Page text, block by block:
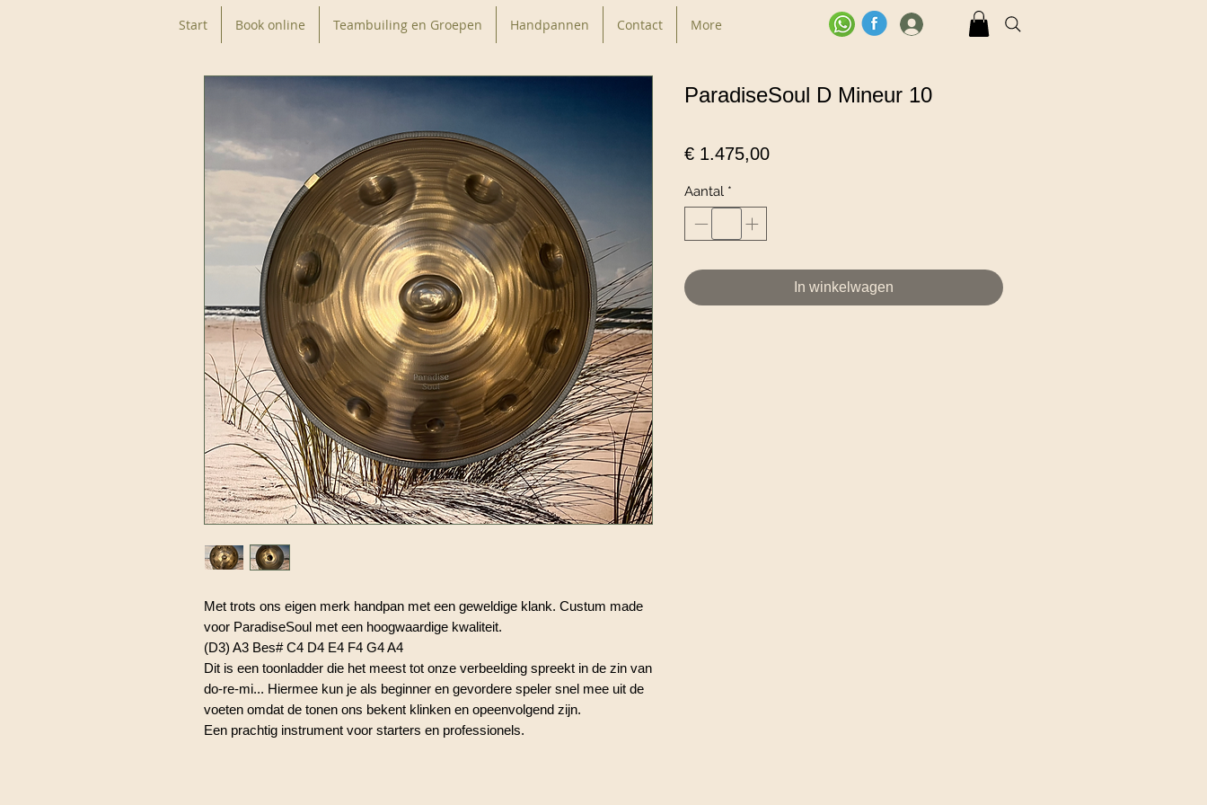
Start Book online Teambuiling en Groepen Handpannen Contact More Log In
Met trots ons eigen merk handpan met een geweldige klank. Custum made
voor ParadiseSoul met een hoogwaardige kwaliteit.
(D3) A3 Bes# C4 D4 E4 F4 G4 A4
Dit is een toonladder die het meest tot onze verbeelding spreekt in de zin van
do-re-mi... Hiermee kun je als beginner en gevordere speler snel mee uit de
voeten omdat de tonen ons bekent klinken en opeenvolgend zijn.
Een prachtig instrument voor starters en professionels.
ParadiseSoul D Mineur 10
€ 1.475,00Prijs
Aantal *
In winkelwagen